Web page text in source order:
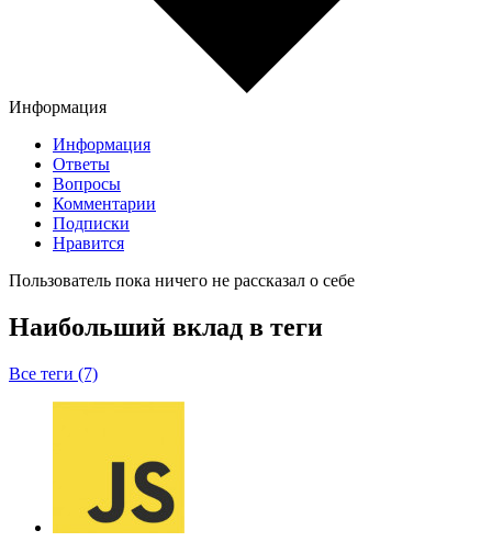
Информация
Информация
Ответы
Вопросы
Комментарии
Подписки
Нравится
Пользователь пока ничего не рассказал о себе
Наибольший вклад в теги
Все теги (7)